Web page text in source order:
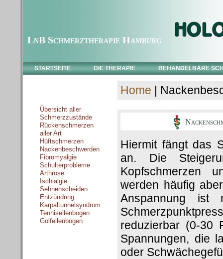
LnB Schmerztherapie Hamburg
STARTSEITE DIE THERAPIE BEHANDELBARE
Übersicht aller
Schmerzzustände
Rückenschmerzen
aller Art
Hüftschmerzen
Nackenbeschwerden
Fibromyalgie
Schulterprobleme
Arthrose
Ischialgie
Sehnenscheiden
Entzündung
Karpaltunnelsyndrom
Tennisellenbogen
Golfellenbogen
Home |
Hiermit fängt das
an. Die
Kopfschmerzen
werden häufig
Anspannung ist
reduzierbar (0-30
Spannungen, die
oder